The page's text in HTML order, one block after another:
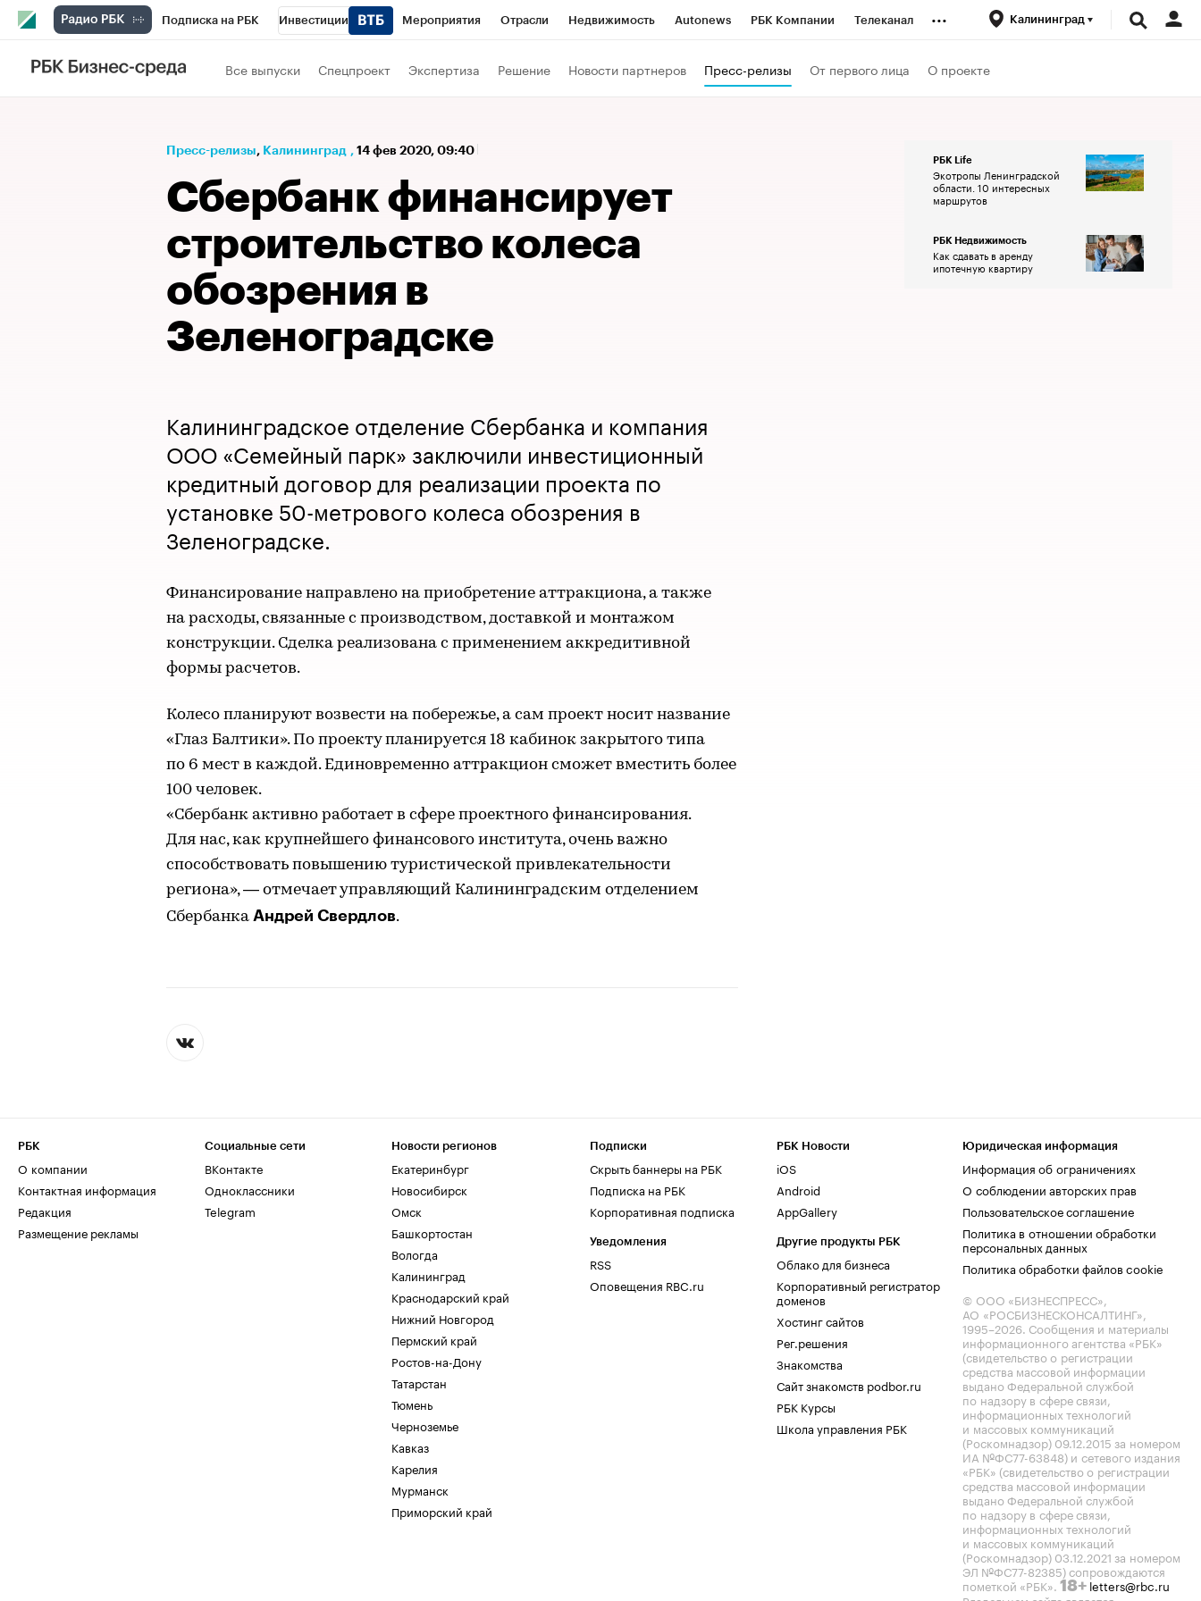
Подписка на РБК Инвестиции Мероприятия Отрасли Недвижимость Autonews РБК Компании Телеканал
РБК Вино
Проверка контрагентов Экономика
... Калининград
Все выпуски Спецпроект Экспертиза Решение Новости партнеров Пресс-релизы От первого лица О проекте
Пресс-релизы⁠, Калининград , 14 фев 2020, 09:40
Сбербанк финансирует
строительство колеса
обозрения в
Зеленоградске
Калининградское отделение Сбербанка и компания
ООО «Семейный парк» заключили инвестиционный
кредитный договор для реализации проекта по
установке 50-метрового колеса обозрения в
Зеленоградске.
Финансирование направлено на приобретение аттракциона, а также
на расходы, связанные с производством, доставкой и монтажом
конструкции. Сделка реализована с применением аккредитивной
формы расчетов.
Колесо планируют возвести на побережье, а сам проект носит название
«Глаз Балтики». По проекту планируется 18 кабинок закрытого типа
по 6 мест в каждой. Единовременно аттракцион сможет вместить более
100 человек.
«Сбербанк активно работает в сфере проектного финансирования.
Для нас, как крупнейшего финансового института, очень важно
способствовать повышению туристической привлекательности
региона», — отмечает управляющий Калининградским отделением
Сбербанка Андрей Свердлов.
РБК Life
Экотропы Ленинградской
области. 10 интересных
маршрутов
РБК Недвижимость
Как сдавать в аренду
ипотечную квартиру
РБК
О компании
Контактная информация
Редакция
Размещение рекламы
Социальные сети
ВКонтакте
Одноклассники
Telegram
Новости регионов
Екатеринбург
Новосибирск
Омск
Башкортостан
Вологда
Калининград
Краснодарский край
Нижний Новгород
Пермский край
Ростов-на-Дону
Татарстан
Тюмень
Черноземье
Кавказ
Карелия
Мурманск
Приморский край
Подписки
Скрыть баннеры на РБК
Подписка на РБК
Корпоративная подписка
Уведомления
RSS
Оповещения RBC.ru
РБК Новости
iOS
Android
AppGallery
Другие продукты РБК
Облако для бизнеса
Корпоративный регистратор
доменов
Хостинг сайтов
Рег.решения
Знакомства
Сайт знакомств podbor.ru
РБК Курсы
Школа управления РБК
Юридическая информация
Информация об ограничениях
О соблюдении авторских прав
Пользовательское соглашение
Политика в отношении обработки
персональных данных
Политика обработки файлов cookie
© ООО «БИЗНЕСПРЕСС»,
АО «РОСБИЗНЕСКОНСАЛТИНГ»,
1995–2026. Сообщения и материалы
информационного агентства «РБК»
(свидетельство о регистрации
средства массовой информации
выдано Федеральной службой
по надзору в сфере связи,
информационных технологий
и массовых коммуникаций
(Роскомнадзор) 09.12.2015 за номером
ИА №ФС77-63848) и сетевого издания
«РБК» (свидетельство о регистрации
средства массовой информации
выдано Федеральной службой
по надзору в сфере связи,
информационных технологий
и массовых коммуникаций
(Роскомнадзор) 03.12.2021 за номером
ЭЛ №ФС77-82385) сопровождаются
пометкой «РБК». 18+ letters@rbc.ru